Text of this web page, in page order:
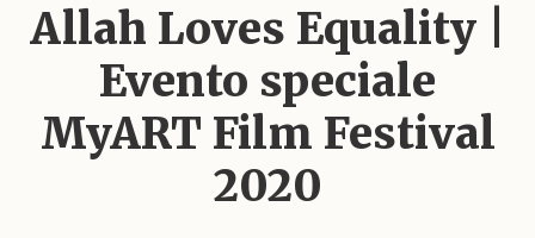
Allah Loves Equality |
Evento speciale
MyART Film Festival
2020